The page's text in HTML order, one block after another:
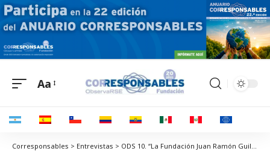
Aa
Corresponsables > Entrevistas > ODS 10. “La Fundación Juan Ramón Guillén nació en 2011 con la finalidad de acercar el sector rural a la ciudadanía”